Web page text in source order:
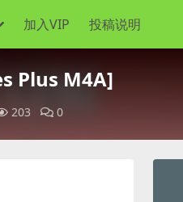
加入VIP 投稿说明
Plus M4A]
203 0